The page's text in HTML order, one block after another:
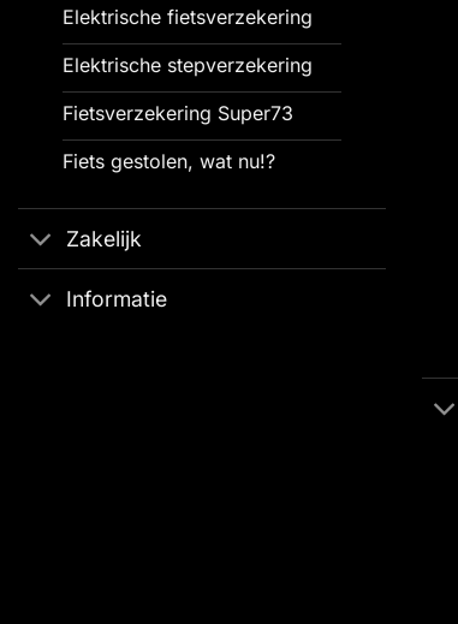
Elektrische fietsverzekering
Elektrische stepverzekering
Fietsverzekering Super73
Fiets gestolen, wat nu!?
Zakelijk
Informatie